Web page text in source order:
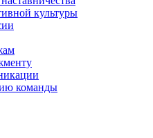
культуры
команды